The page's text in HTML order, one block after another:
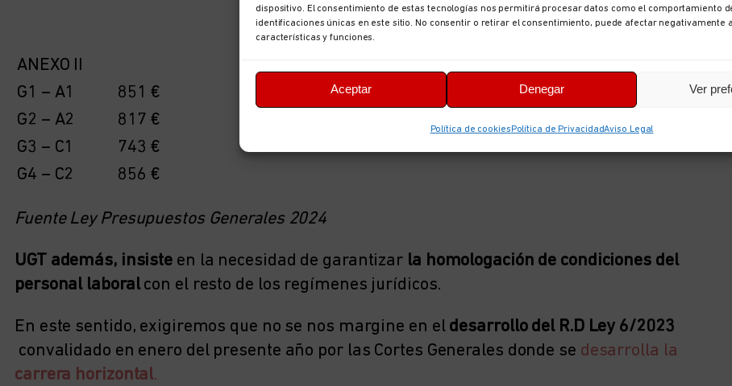
dispositivo. El consentimiento de estas tecnologías nos permitirá procesar datos como el comportamiento
identificaciones únicas en este sitio. No consentir o retirar el consentimiento, puede afectar negativamente
características y funciones.
Aceptar Denegar Ver
Política de cookies Política de PrivacidadAviso Legal
ANEXO II
G1 – A1
851 €
G2 – A2
817 €
G3 – C1
743 €
G4 – C2
856 €
Fuente Ley Presupuestos Generales 2024
UGT además, insiste en la necesidad de garantizar la homologación de condiciones del
personal laboralcon el resto de los regímenes jurídicos.
En este sentido, exigiremos que no se nos margine en el desarrollo del R.D Ley 6/2023
convalidado en enero del presente año por las Cortes Generales donde se desarrolla la
carrera horizontal.